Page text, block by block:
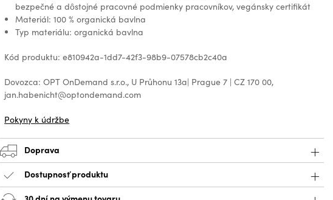
bezpečné a dôstojné pracovné podmienky pracovníkov, vegánsky certifikát
Materiál: 100 % organická bavlna
Typ materiálu: organická bavlna
Kód produktu: e810942a-1dd7-42f3-98b9-07578cb2c40a
Dovozca: OPT OnDemand s.r.o., U Průhonu 13a| Prague 7 | CZ 170 00,
jan.habenicht@optondemand.com
Pokyny k údržbe
Doprava
Dostupnosť produktu